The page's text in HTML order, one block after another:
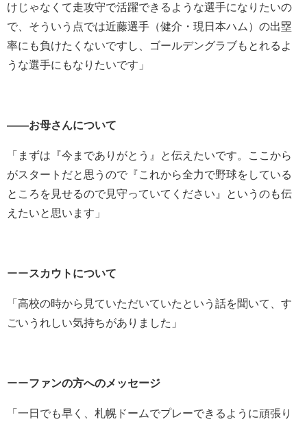
けじゃなくて走攻守で活躍できるような選手になりたいの
で、そういう点では近藤選手（健介・現日本ハム）の出塁
率にも負けたくないですし、ゴールデングラブもとれるよ
うな選手にもなりたいです」
――お母さんについて
「まずは『今までありがとう』と伝えたいです。ここから
がスタートだと思うので『これから全力で野球をしている
ところを見せるので見守っていてください』というのも伝
えたいと思います」
ーースカウトについて
「高校の時から見ていただいていたという話を聞いて、す
ごいうれしい気持ちがありました」
ーーファンの方へのメッセージ
「一日でも早く、札幌ドームでプレーできるように頑張り